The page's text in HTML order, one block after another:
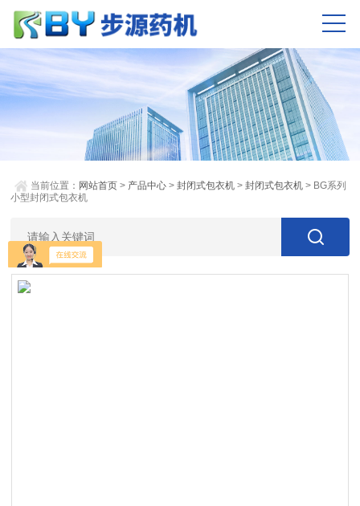
当前位置： 网站首页 > 产品中心 >封闭式包衣机 >封闭式包衣机 > BG系列
小型封闭式包衣机